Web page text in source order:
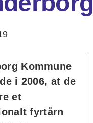
Kommune
i 2006, at de
et
fyrtårn